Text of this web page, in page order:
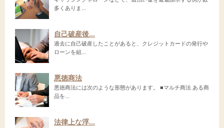
多くありま...
自己破産後...
過去に自己破産したことがあると、クレジットカードの発行や
ローンを組...
悪徳商法
悪徳商法には次のような形態があります。 ■マルチ商法 ある商
品を...
法律上な浮...